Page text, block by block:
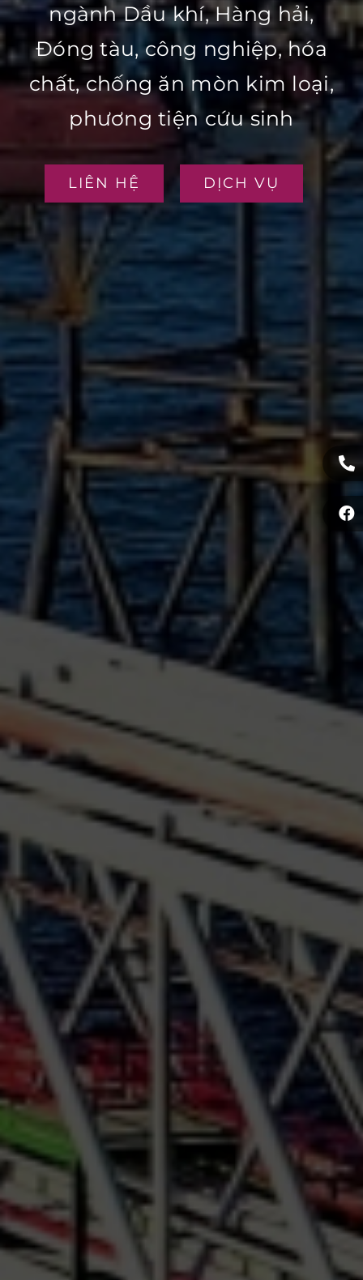
ngành Dầu khí, Hàng hải,
Đóng tàu, công nghiệp, hóa
chất, chống ăn mòn kim loại,
phương tiện cứu sinh
LIÊN HỆ DỊCH VỤ